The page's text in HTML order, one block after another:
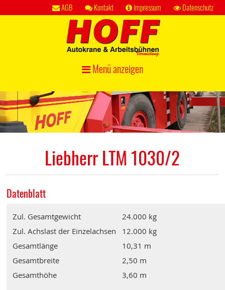
AGB Kontakt Impressum Datenschutz
Menü anzeigen
Liebherr LTM 1030/2
Datenblatt
Zul. Gesamtgewicht
24.000 kg
Zul. Achslast der Einzelachsen
12.000 kg
Gesamtlänge
10,31 m
Gesamtbreite
2,50 m
Gesamthöhe
3,60 m